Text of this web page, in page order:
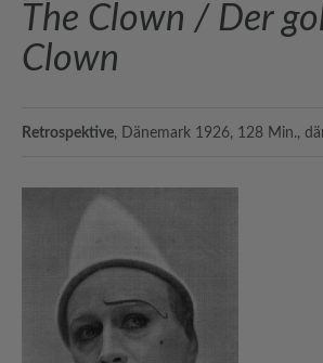
The Clown / Der
Clown
Retrospektive, Dänemark 1926, 128 Min.,